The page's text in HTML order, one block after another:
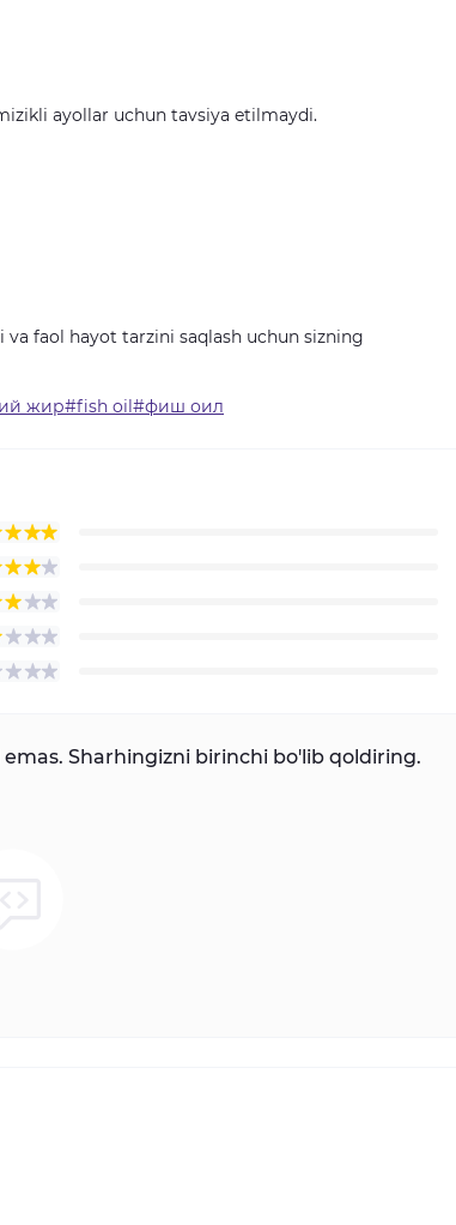
ayollar uchun tavsiya etilmaydi.
faol hayot tarzini saqlash uchun sizning
жир#fish oil#фиш оил
Sharhingizni birinchi bo'lib qoldiring.